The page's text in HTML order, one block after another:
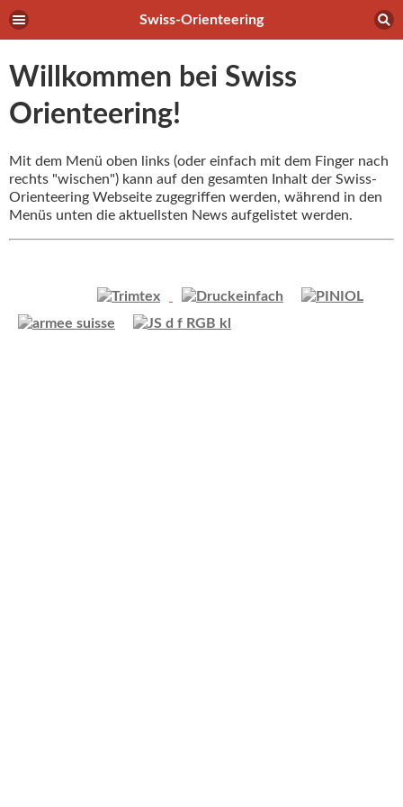
Swiss-Orienteering
Willkommen bei Swiss
Orienteering!
Mit dem Menü oben links (oder einfach mit dem Finger nach
rechts "wischen") kann auf den gesamten Inhalt der Swiss-
Orienteering Webseite zugegriffen werden, während in den
Menüs unten die aktuellsten News aufgelistet werden.